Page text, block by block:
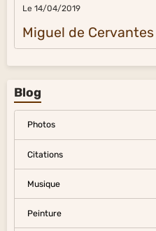
Le 14/04/2019
Miguel de Cervantes
Blog
Photos
Citations
Musique
Peinture